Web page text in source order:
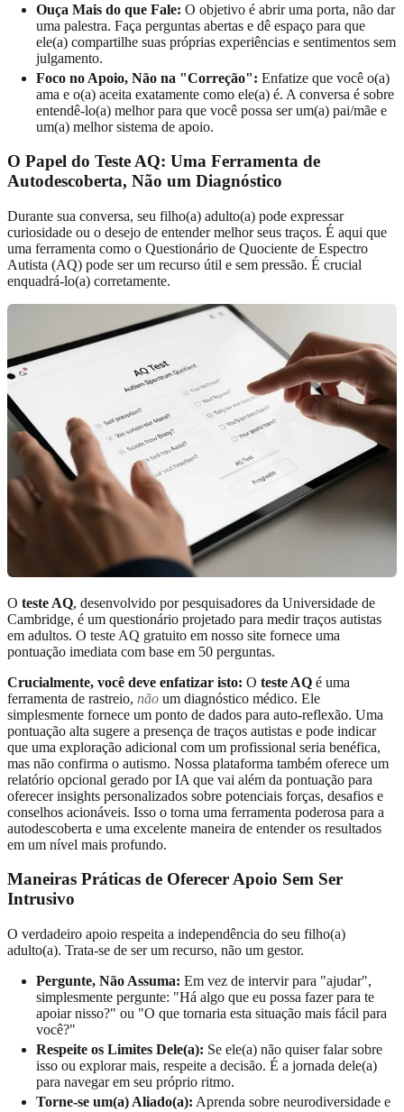
Ouça Mais do que Fale: O objetivo é abrir uma porta, não dar
uma palestra. Faça perguntas abertas e dê espaço para que
ele(a) compartilhe suas próprias experiências e sentimentos sem
julgamento.
Foco no Apoio, Não na "Correção": Enfatize que você o(a)
ama e o(a) aceita exatamente como ele(a) é. A conversa é sobre
entendê-lo(a) melhor para que você possa ser um(a) pai/mãe e
um(a) melhor sistema de apoio.
O Papel do Teste AQ: Uma Ferramenta de
Autodescoberta, Não um Diagnóstico
Durante sua conversa, seu filho(a) adulto(a) pode expressar
curiosidade ou o desejo de entender melhor seus traços. É aqui que
uma ferramenta como o Questionário de Quociente de Espectro
Autista (AQ) pode ser um recurso útil e sem pressão. É crucial
enquadrá-lo(a) corretamente.
O teste AQ, desenvolvido por pesquisadores da Universidade de
Cambridge, é um questionário projetado para medir traços autistas
em adultos. O teste AQ gratuito em nosso site fornece uma
pontuação imediata com base em 50 perguntas.
Crucialmente, você deve enfatizar isto: O teste AQ é uma
ferramenta de rastreio, não um diagnóstico médico. Ele
simplesmente fornece um ponto de dados para auto-reflexão. Uma
pontuação alta sugere a presença de traços autistas e pode indicar
que uma exploração adicional com um profissional seria benéfica,
mas não confirma o autismo. Nossa plataforma também oferece um
relatório opcional gerado por IA que vai além da pontuação para
oferecer insights personalizados sobre potenciais forças, desafios e
conselhos acionáveis. Isso o torna uma ferramenta poderosa para a
autodescoberta e uma excelente maneira de entender os resultados
em um nível mais profundo.
Maneiras Práticas de Oferecer Apoio Sem Ser
Intrusivo
O verdadeiro apoio respeita a independência do seu filho(a)
adulto(a). Trata-se de ser um recurso, não um gestor.
Pergunte, Não Assuma: Em vez de intervir para "ajudar",
simplesmente pergunte: "Há algo que eu possa fazer para te
apoiar nisso?" ou "O que tornaria esta situação mais fácil para
você?"
Respeite os Limites Dele(a): Se ele(a) não quiser falar sobre
isso ou explorar mais, respeite a decisão. É a jornada dele(a)
para navegar em seu próprio ritmo.
Torne-se um(a) Aliado(a): Aprenda sobre neurodiversidade e